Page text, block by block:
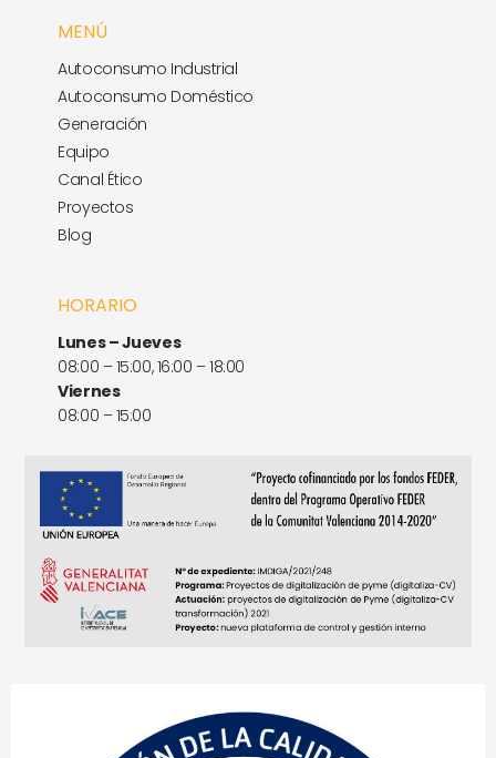
MENÚ
Autoconsumo Industrial
Autoconsumo Doméstico
Generación
Equipo
Canal Ético
Proyectos
Blog
HORARIO
Lunes – Jueves
08:00 – 15:00, 16:00 – 18:00
Viernes
08:00 – 15:00